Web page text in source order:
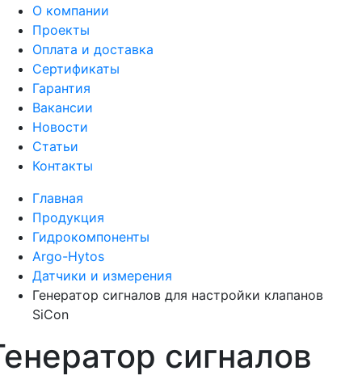
О компании
Проекты
Оплата и доставка
Сертификаты
Гарантия
Вакансии
Новости
Статьи
Контакты
Главная
Продукция
Гидрокомпоненты
Argo-Hytos
Датчики и измерения
Генератор сигналов для настройки клапанов
SiCon
сигналов